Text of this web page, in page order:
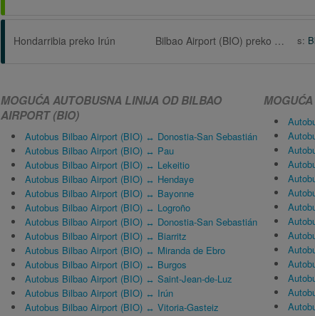
Hondarribia preko Irún Bilbao Airport (BIO) preko Baracaldo s:
MOGUĆA AUTOBUSNA LINIJA OD BILBAO
AIRPORT (BIO)
Autobus Bilbao Airport (BIO) ↔ Donostia-San Sebastián
Autobus Bilbao Airport (BIO) ↔ Pau
Autobus Bilbao Airport (BIO) ↔ Lekeitio
Autobus Bilbao Airport (BIO) ↔ Hendaye
Autobus Bilbao Airport (BIO) ↔ Bayonne
Autobus Bilbao Airport (BIO) ↔ Logroño
Autobus Bilbao Airport (BIO) ↔ Donostia-San Sebastián
Autobus Bilbao Airport (BIO) ↔ Biarritz
Autobus Bilbao Airport (BIO) ↔ Miranda de Ebro
Autobus Bilbao Airport (BIO) ↔ Burgos
Autobus Bilbao Airport (BIO) ↔ Saint-Jean-de-Luz
Autobus Bilbao Airport (BIO) ↔ Irún
Autobus Bilbao Airport (BIO) ↔ Vitoria-Gasteiz